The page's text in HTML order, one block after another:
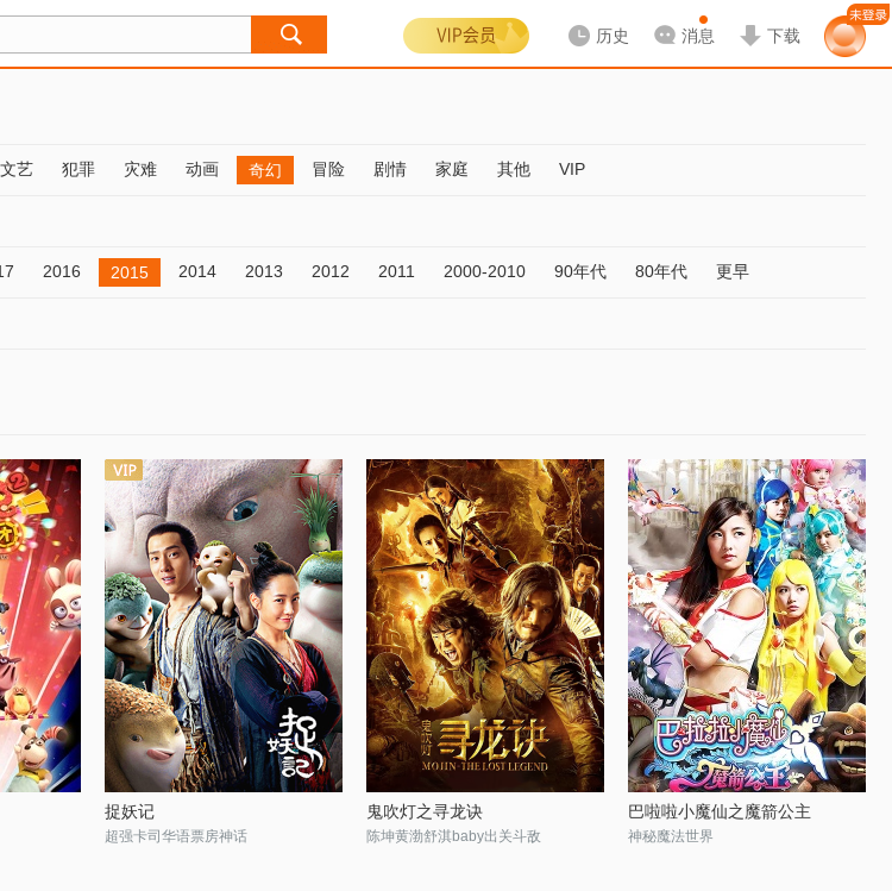
历史 消息 下载
文艺 犯罪 灾难 动画 奇幻 冒险 剧情 家庭 其他 VIP
2016 2015 2014 2013 2012 2011 2000-2010 90年代 80年代 更早
捉妖记
超强卡司华语票房神话
鬼吹灯之寻龙诀
陈坤黄渤舒淇baby出关斗敌
巴啦啦小魔仙之魔箭公主
神秘魔法世界